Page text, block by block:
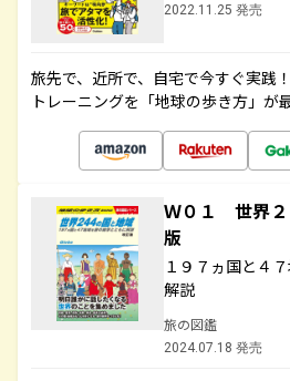
2022.11.25 発売
旅先で、近所で、自宅で今すぐ実践
トレーニングを「地球の歩き方」が
Ｗ０１ 世界
版
１９７ヵ国と４
解説
旅の図鑑
2024.07.18 発売